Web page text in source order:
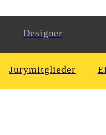
Designer
Jurymitglieder